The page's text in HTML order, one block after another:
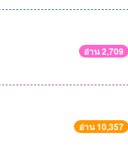
อ่าน 2,709
อ่าน 10,357